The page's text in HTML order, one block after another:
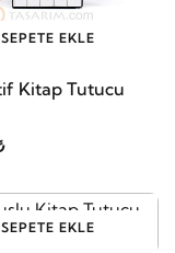
SEPETE EKLE
Kitap Tutucu
SEPETE EKLE